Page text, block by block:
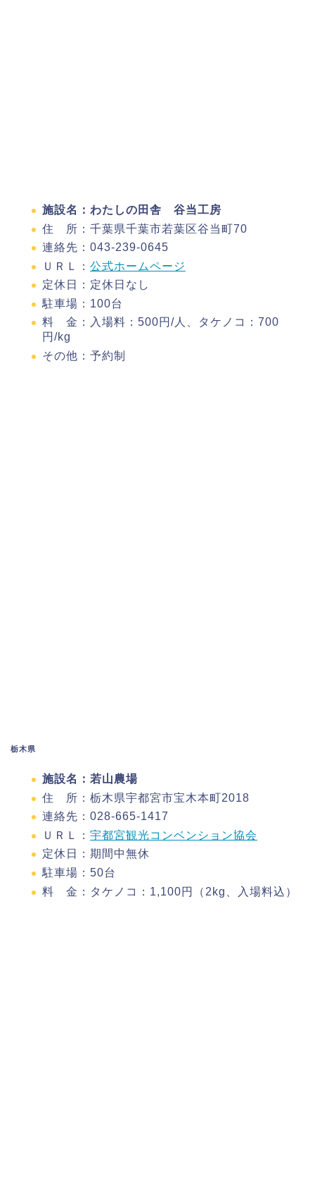
施設名：わたしの田舎 谷当工房
住 所：千葉県千葉市若葉区谷当町70
連絡先：043-239-0645
ＵＲＬ： 公式ホームページ
定休日：定休日なし
駐車場：100台
料 金：入場料：500円/人、タケノコ：700
円/kg
その他：予約制
栃木県
施設名：若山農場
住 所：栃木県宇都宮市宝木本町2018
連絡先：028-665-1417
ＵＲＬ： 宇都宮観光コンベンション協会
定休日：期間中無休
駐車場：50台
料 金：タケノコ：1,100円（2kg、入場料込）